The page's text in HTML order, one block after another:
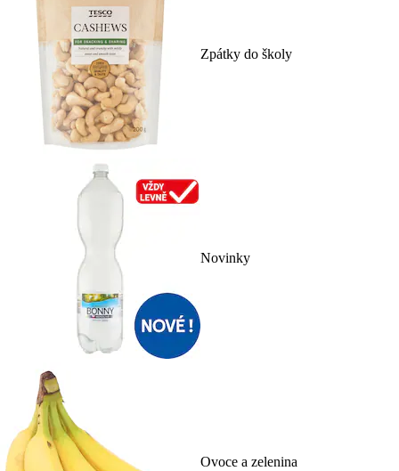
Zpátky do školy
Novinky
Ovoce a zelenina